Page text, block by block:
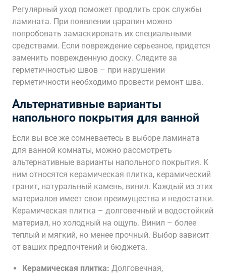
Регулярный уход поможет продлить срок службы
ламината. При появлении царапин можно
попробовать замаскировать их специальными
средствами. Если повреждение серьезное, придется
заменить поврежденную доску. Следите за
герметичностью швов – при нарушении
герметичности необходимо провести ремонт шва.
Альтернативные варианты
напольного покрытия для ванной
Если вы все же сомневаетесь в выборе ламината
для ванной комнаты, можно рассмотреть
альтернативные варианты напольного покрытия. К
ним относятся керамическая плитка, керамический
гранит, натуральный камень, винил. Каждый из этих
материалов имеет свои преимущества и недостатки.
Керамическая плитка – долговечный и водостойкий
материал, но холодный на ощупь. Винил – более
теплый и мягкий, но менее прочный. Выбор зависит
от ваших предпочтений и бюджета.
Керамическая плитка: Долговечная,